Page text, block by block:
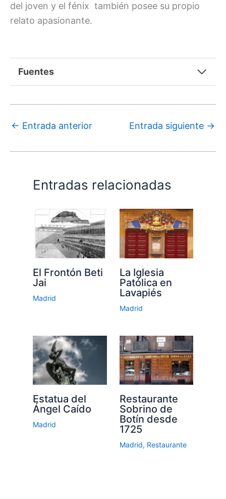
del joven y el fénix también posee su propio
relato apasionante.
Fuentes
← Entrada anterior Entrada siguiente →
Entradas relacionadas
El Frontón Beti
Jai
Madrid
La Iglesia
Patólica en
Lavapiés
Madrid
Estatua del
Ángel Caído
Madrid
Restaurante
Sobrino de
Botín desde
1725
Madrid, Restaurante